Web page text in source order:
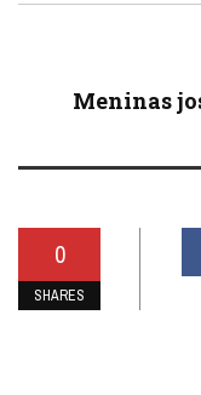
Meninas
0
SHARES